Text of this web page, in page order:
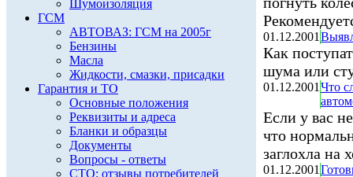
Шумоизоляция
ГСМ
АВТОВАЗ: ГСМ на 2005г
Бензины
Масла
Жидкости, смазки, присадки
Гарантия и ТО
Основные положения
Реквизиты и адреса
Бланки и образцы
Документы
Вопросы - ответы
СТО: отзывы потребителей
01.12.2001
Как
шума или
01.12.2001 Что
Если у вас
что
заглохла на
01.12.2001